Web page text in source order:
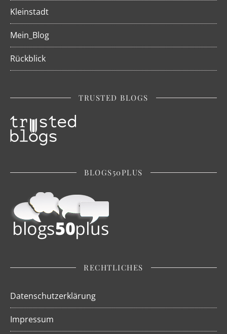
Kleinstadt
Mein_Blog
Rückblick
TRUSTED BLOGS
BLOGS50PLUS
RECHTLICHES
Datenschutzerklärung
Impressum